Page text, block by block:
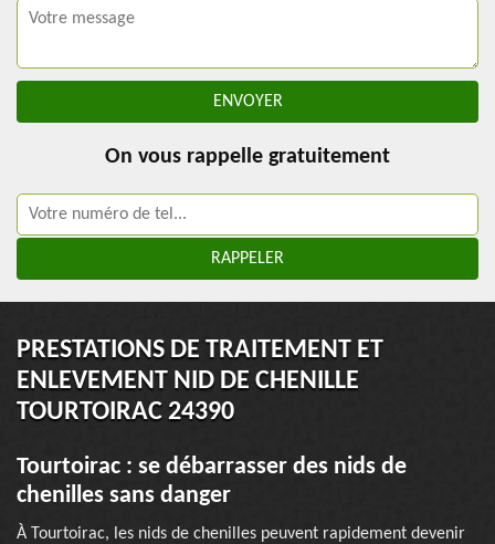
On vous rappelle gratuitement
PRESTATIONS DE TRAITEMENT ET
ENLEVEMENT NID DE CHENILLE
TOURTOIRAC 24390
Tourtoirac : se débarrasser des nids de
chenilles sans danger
À Tourtoirac, les nids de chenilles peuvent rapidement devenir